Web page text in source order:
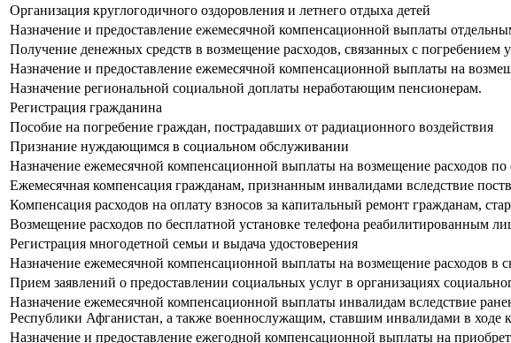
Организация круглогодичного оздоровления и летнего отдыха детей
Назначение и предоставление ежемесячной компенсационной выплаты
Получение денежных средств в возмещение расходов, связанных с
Назначение и предоставление ежемесячной компенсационной выплаты на
Назначение региональной социальной доплаты неработающим пенсионерам.
Регистрация гражданина
Пособие на погребение граждан, пострадавших от радиационного воздействия
Признание нуждающимся в социальном обслуживании
Назначение ежемесячной компенсационной выплаты на возмещение расходов
Ежемесячная компенсация гражданам, признанным инвалидами вследствие
Компенсация расходов на оплату взносов за капитальный ремонт гражданам,
Возмещение расходов по бесплатной установке телефона реабилитированным
Регистрация многодетной семьи и выдача удостоверения
Назначение ежемесячной компенсационной выплаты на возмещение расходов в
Прием заявлений о предоставлении социальных услуг в организациях
Назначение ежемесячной компенсационной выплаты инвалидам вследствие
Республики Афганистан, а также военнослужащим, ставшим инвалидами в ходе
Назначение и предоставление ежегодной компенсационной выплаты на